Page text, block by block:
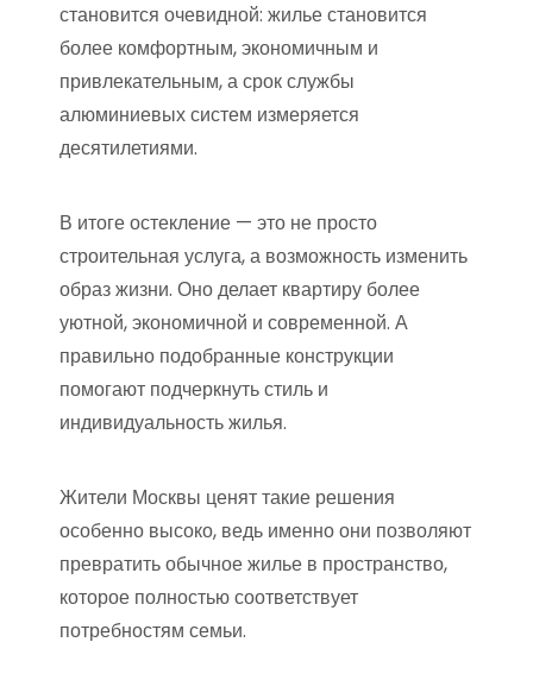
становится очевидной: жилье становится
более комфортным, экономичным и
привлекательным, а срок службы
алюминиевых систем измеряется
десятилетиями.
В итоге остекление — это не просто
строительная услуга, а возможность изменить
образ жизни. Оно делает квартиру более
уютной, экономичной и современной. А
правильно подобранные конструкции
помогают подчеркнуть стиль и
индивидуальность жилья.
Жители Москвы ценят такие решения
особенно высоко, ведь именно они позволяют
превратить обычное жилье в пространство,
которое полностью соответствует
потребностям семьи.